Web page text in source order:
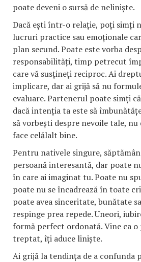
poate deveni o sursă de neliniște.
Dacă ești într-o relație, poți simți
lucruri practice sau emoționale
plan secund. Poate este vorba
responsabilități, timp petrecut
care vă susțineți reciproc. Ai
implicare, dar ai grijă să nu
evaluare. Partenerul poate simți
dacă intenția ta este să
să vorbești despre nevoile tale, nu
face celălalt bine.
Pentru nativele singure,
persoană interesantă, dar poate
în care ai imaginat tu. Poate nu
poate nu se încadrează în toate
poate avea sinceritate, bunătate
respinge prea repede. Uneori,
formă perfect ordonată. Vine ca o
treptat, îți aduce liniște.
Ai grijă la tendința de a confunda